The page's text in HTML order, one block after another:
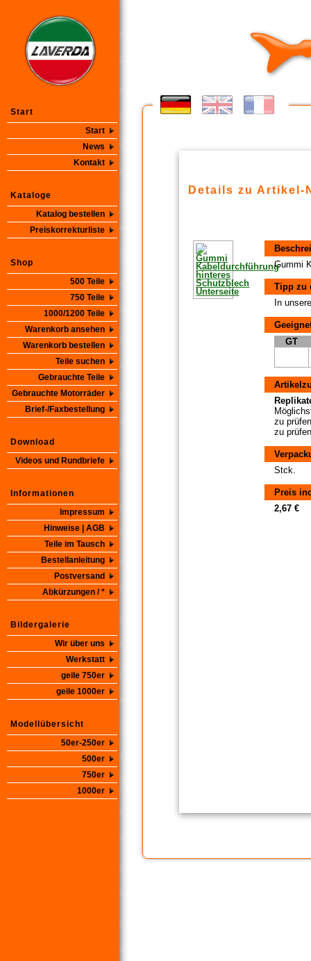
Start
Start
News
Kontakt
Kataloge
Katalog bestellen
Preiskorrekturliste
Shop
500 Teile
750 Teile
1000/1200 Teile
Warenkorb ansehen
Warenkorb bestellen
Teile suchen
Gebrauchte Teile
Gebrauchte Motorräder
Brief-/Faxbestellung
Download
Videos und Rundbriefe
Informationen
Impressum
Hinweise | AGB
Teile im Tausch
Bestellanleitung
Postversand
Abkürzungen / *
Bildergalerie
Wir über uns
Werkstatt
geile 750er
geile 1000er
Modellübersicht
50er-250er
500er
750er
1000er
Details zu Artikel-
Gummi
Tipp zu
In
GT
zu
zu
Stck.
Preis
2,67 €